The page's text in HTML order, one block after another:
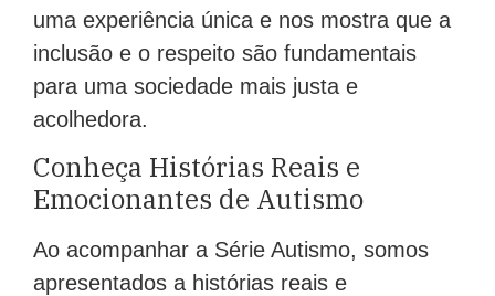
uma experiência única e nos mostra que a
inclusão e o respeito são fundamentais
para uma sociedade mais justa e
acolhedora.
Conheça Histórias Reais e
Emocionantes de Autismo
Ao acompanhar a Série Autismo, somos
apresentados a histórias reais e